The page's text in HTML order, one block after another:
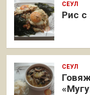
СЕУЛ
Рис с
СЕУЛ